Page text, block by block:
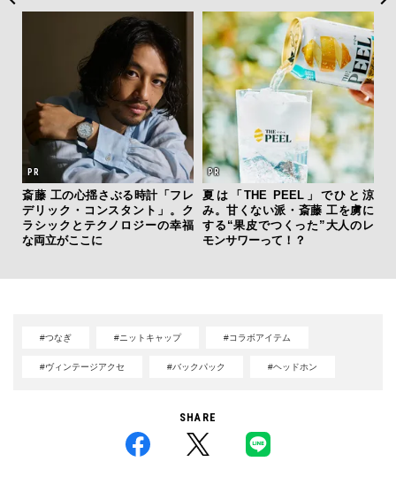
斎藤 工の心揺さぶる時計「フレ
デリック・コンスタント」。ク
ラシックとテクノロジーの幸福
な両立がここに
夏は「THE PEEL」でひと涼
み。甘くない派・斎藤 工を虜に
する“果皮でつくった”大人のレ
モンサワーって！？
#つなぎ #ニットキャップ #コラボアイテム
#ヴィンテージアクセ #バックパック #ヘッドホン
SHARE